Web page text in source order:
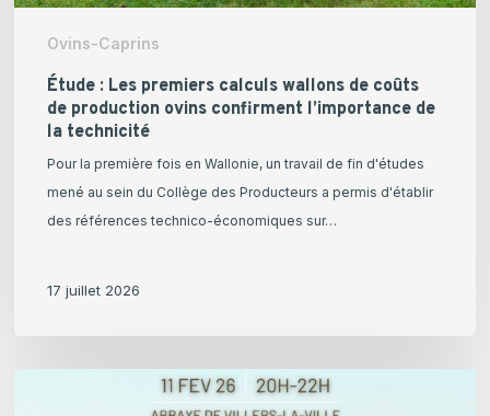
Ovins-Caprins
l’importance
technicité
Étude : Les premiers calculs wallons de coûts
de production ovins confirment l’importance de
la technicité
Pour la première fois en Wallonie, un travail de fin d'études
mené au sein du Collège des Producteurs a permis d'établir
des références technico-économiques sur…
17 juillet 2026